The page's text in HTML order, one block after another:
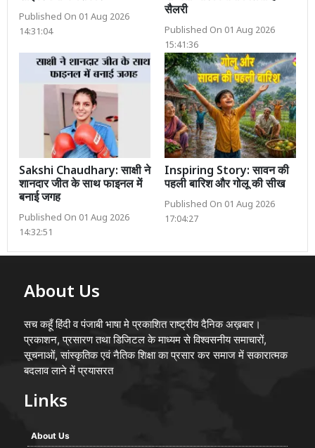
Published On 01 Aug 2026
14:31:04
सैलरी
Published On 01 Aug 2026
15:41:36
Sakshi Chaudhary: साक्षी ने
शानदार जीत के साथ फाइनल में
बनाई जगह
Published On 01 Aug 2026
14:32:51
Inspiring Story: सावन की
पहली बारिश और गोलू की सीख
Published On 01 Aug 2026
17:04:27
About Us
सच कहूँ हिंदी व पंजाबी भाषा मे प्रकाशित राष्ट्रीय दैनिक अख़बार।
प्रकाशन, प्रसारण तथा डिजिटल के माध्यम से विश्वसनीय समाचारों,
सूचनाओं, सांस्कृतिक एवं नैतिक शिक्षा का प्रसार कर समाज में सकारात्मक
बदलाव लाने में प्रयासरत
Links
About Us